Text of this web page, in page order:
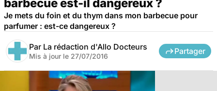
barbecue est-il dangereux ?
Je mets du foin et du thym dans mon barbecue pour
parfumer : est-ce dangereux ?
Par La rédaction d'Allo Docteurs
Mis à jour le 27/07/2016
Partager